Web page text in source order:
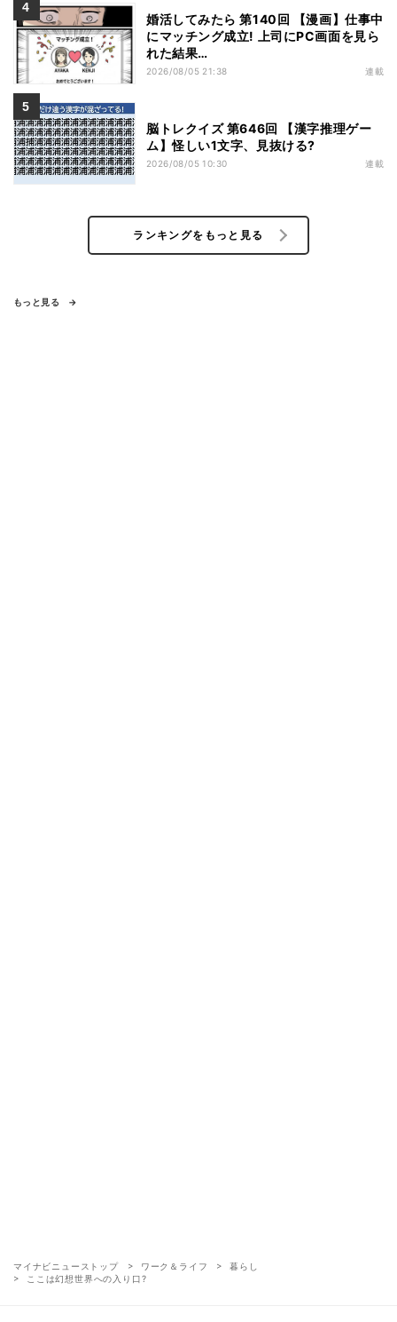
婚活してみたら 第140回 【漫画】仕事中
にマッチング成立! 上司にPC画面を見ら
れた結果…
2026/08/05 21:38 連載
脳トレクイズ 第646回 【漢字推理ゲー
ム】怪しい1文字、見抜ける?
2026/08/05 10:30 連載
ランキングをもっと見る
もっと見る
マイナビニューストップ ワーク＆ライフ
暮らし
ここは幻想世界への入り口?